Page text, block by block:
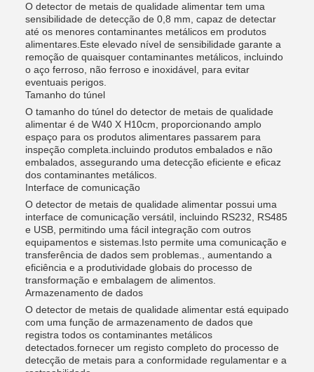
O detector de metais de qualidade alimentar tem uma
sensibilidade de detecção de 0,8 mm, capaz de detectar
até os menores contaminantes metálicos em produtos
alimentares.Este elevado nível de sensibilidade garante a
remoção de quaisquer contaminantes metálicos, incluindo
o aço ferroso, não ferroso e inoxidável, para evitar
eventuais perigos.
Tamanho do túnel
O tamanho do túnel do detector de metais de qualidade
alimentar é de W40 X H10cm, proporcionando amplo
espaço para os produtos alimentares passarem para
inspeção completa.incluindo produtos embalados e não
embalados, assegurando uma detecção eficiente e eficaz
dos contaminantes metálicos.
Interface de comunicação
O detector de metais de qualidade alimentar possui uma
interface de comunicação versátil, incluindo RS232, RS485
e USB, permitindo uma fácil integração com outros
equipamentos e sistemas.Isto permite uma comunicação e
transferência de dados sem problemas., aumentando a
eficiência e a produtividade globais do processo de
transformação e embalagem de alimentos.
Armazenamento de dados
O detector de metais de qualidade alimentar está equipado
com uma função de armazenamento de dados que
registra todos os contaminantes metálicos
detectados.fornecer um registo completo do processo de
detecção de metais para a conformidade regulamentar e a